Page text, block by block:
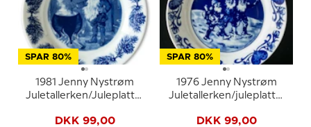
SPAR 80%
1981 Jenny Nystrøm
Juletallerken/Juleplatte,
DKK 99,00
SPAR 80%
1976 Jenny Nystrøm
Juletallerken/juleplatte,
DKK 99,00